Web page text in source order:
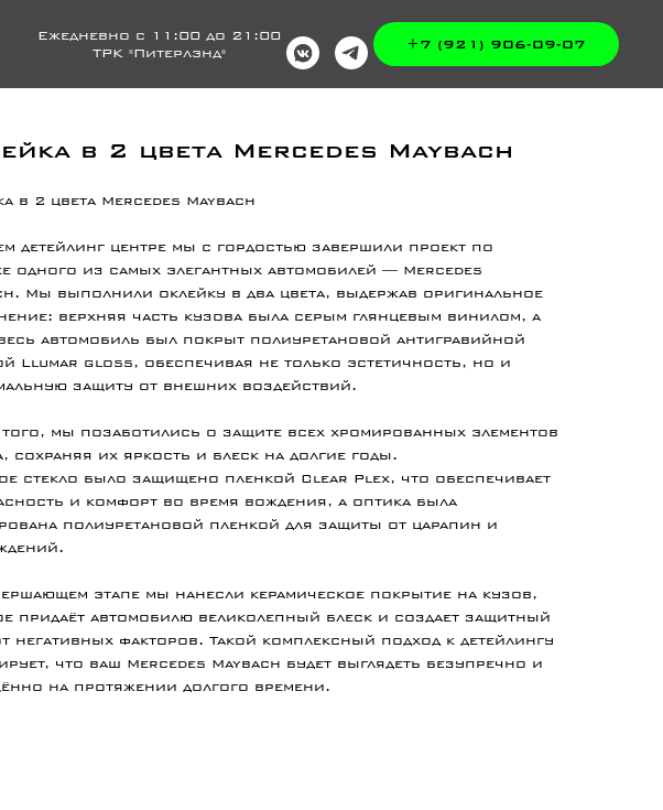
Ежедневно с 11:00 до 21:00
ТРК "Питерлэнд"
+7 (921) 906-09-07
в 2 цвета Mercedes Maybach
в 2 цвета Mercedes Maybach
детейлинг центре мы с гордостью завершили проект по
одного из самых элегантных автомобилей — Mercedes
Мы выполнили оклейку в два цвета, выдержав оригинальное
верхняя часть кузова была серым глянцевым винилом, а
автомобиль был покрыт полиуретановой антигравийной
Llumar gloss, обеспечивая не только эстетичность, но и
защиту от внешних воздействий.
мы позаботились о защите всех хромированных элементов
сохраняя их яркость и блеск на долгие годы.
стекло было защищено пленкой Clear Plex, что обеспечивает
и комфорт во время вождения, а оптика была
полиуретановой пленкой для защиты от царапин и
этапе мы нанесли керамическое покрытие на кузов,
придаёт автомобилю великолепный блеск и создает защитный
негативных факторов. Такой комплексный подход к детейлингу
что ваш Mercedes Maybach будет выглядеть безупречно и
на протяжении долгого времени.